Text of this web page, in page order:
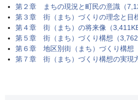
第２章 まちの現況と町民の意識（
第３章 街（まち）づくりの理念と目
第４章 街（まち）の将来像（3,411KB
第５章 街（まち）づくり構想（
第６章 地区別街（まち）づくり構想
第７章 街（まち）づくり構想の実現